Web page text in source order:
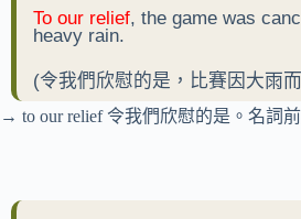
To our relief, the game was
heavy rain.
(令我們欣慰的是，比賽因大雨
→ to our relief 令我們欣慰的是。名詞